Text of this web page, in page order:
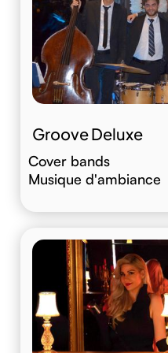
Groove Deluxe
Cover bands
Musique d'ambiance